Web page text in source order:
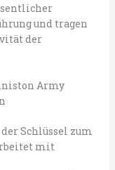
und tragen
der
Army
Schlüssel zum
mit